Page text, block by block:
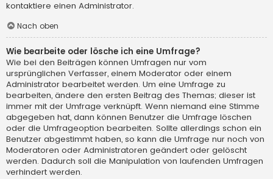
kontaktiere einen Administrator.
Nach oben
Wie bearbeite oder lösche ich eine Umfrage?
Wie bei den Beiträgen können Umfragen nur vom
ursprünglichen Verfasser, einem Moderator oder einem
Administrator bearbeitet werden. Um eine Umfrage zu
bearbeiten, ändere den ersten Beitrag des Themas; dieser ist
immer mit der Umfrage verknüpft. Wenn niemand eine Stimme
abgegeben hat, dann können Benutzer die Umfrage löschen
oder die Umfrageoption bearbeiten. Sollte allerdings schon ein
Benutzer abgestimmt haben, so kann die Umfrage nur noch von
Moderatoren oder Administratoren geändert oder gelöscht
werden. Dadurch soll die Manipulation von laufenden Umfragen
verhindert werden.